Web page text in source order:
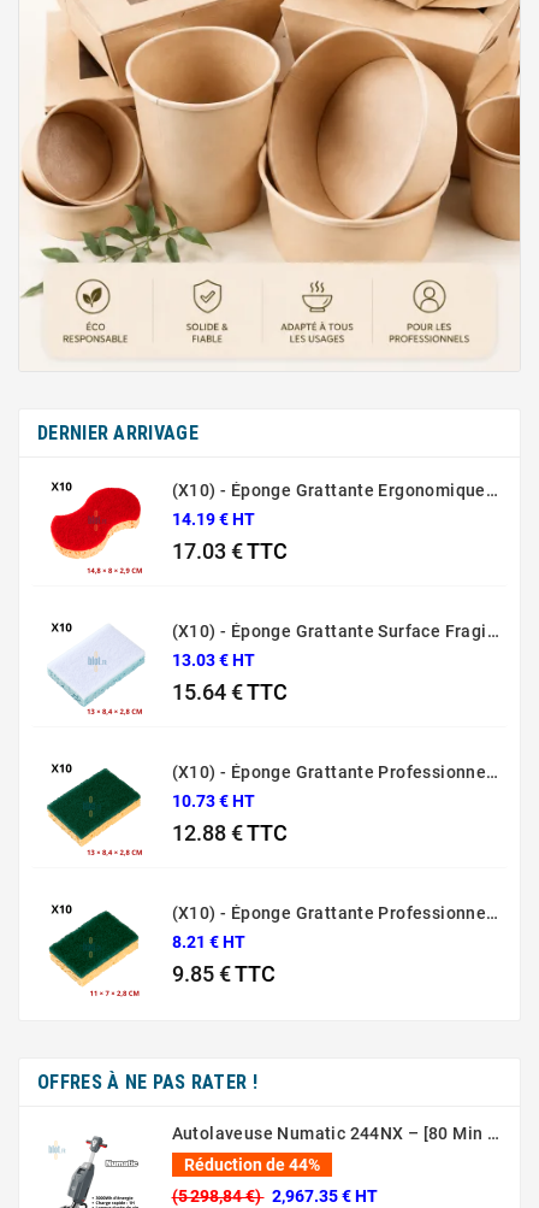
DERNIER ARRIVAGE
(X10) - Éponge Grattante Ergonomique Rouge Sponrex 92
14.19 € HT
17.03 €TTC
(X10) - Éponge Grattante Surface Fragile Bleue Sponrex 79
13.03 € HT
15.64 €TTC
(X10) - Éponge Grattante Professionnelle Sponrex 74
10.73 € HT
12.88 €TTC
(X10) - Éponge Grattante Professionnelle Sponrex 52
8.21 € HT
9.85 €TTC
OFFRES À NE PAS RATER !
Autolaveuse Numatic 244NX – [80 Min – 44 Cm – 36V]
Réduction de 44%
(5 298,84 €) 2,967.35 € HT